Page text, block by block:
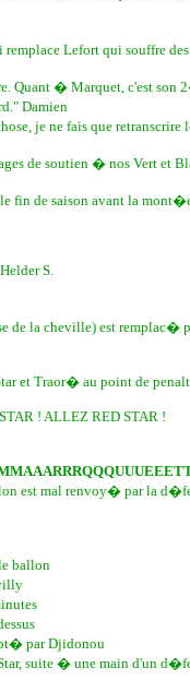
Lefort qui souffre des
Quant � Marquet, c'est
Damien
je ne fais que
de soutien � nos Vert et
fin de saison avant la
S.
de la cheville) est remplac�
et Traor� au point de
! ALLEZ RED STAR !
est mal renvoy� par la
ballon
par Djidonou
suite � une main d'un